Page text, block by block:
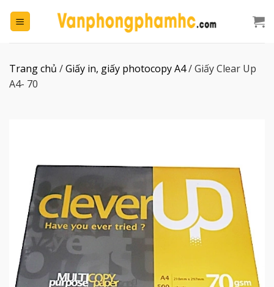
đến
Trang chủ /Giấy in, giấy photocopy A4/Giấy Clear Up
A4- 70